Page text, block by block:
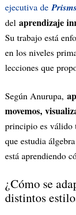
ejecutiva de
del aprendizaje
Su trabajo está
en los niveles
lecciones que
Según Anurupa,
movemos,
principio es válido
que estudia
está aprendiendo
¿Cómo se
distintos